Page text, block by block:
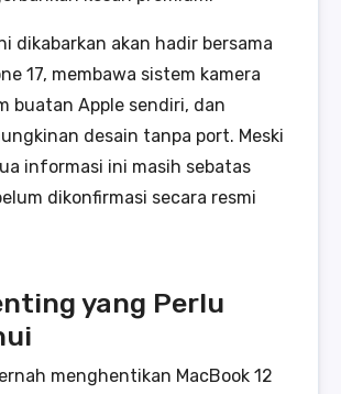
dikabarkan akan hadir bersama
17, membawa sistem kamera
buatan Apple sendiri, dan
desain tanpa port. Meski
informasi ini masih sebatas
dikonfirmasi secara resmi
yang Perlu
menghentikan MacBook 12